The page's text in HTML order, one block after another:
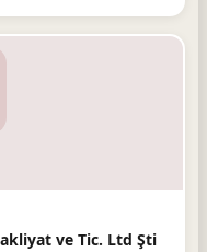
ve Tic. Ltd Şti